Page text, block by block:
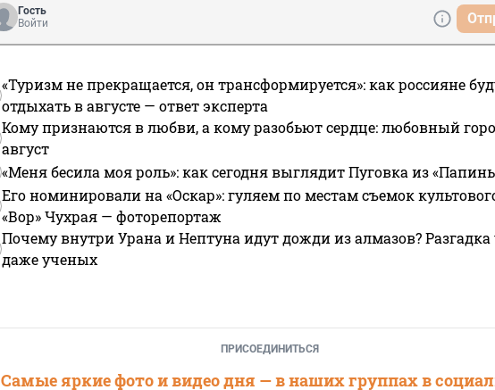
Гость
Войти
«Туризм не прекращается, он трансформируется»: как россияне
отдыхать в августе — ответ эксперта
Кому признаются в любви, а кому разобьют сердце: любовный
август
«Меня бесила моя роль»: как сегодня выглядит Пуговка из
Его номинировали на «Оскар»: гуляем по местам съемок
«Вор» Чухрая — фоторепортаж
Почему внутри Урана и Нептуна идут дожди из алмазов?
даже ученых
ПРИСОЕДИНИТЬСЯ
Самые яркие фото и видео дня — в наших группах в